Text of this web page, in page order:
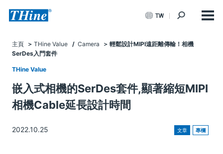
TW
主頁 THine Value/ Camera
輕鬆設計MIPI遠距離傳輸！相機
SerDes入門套件
THine Value
嵌入式相機的SerDes套件,顯著縮短MIPI
相機Cable延長設計時間
2022.10.25 文章 專欄